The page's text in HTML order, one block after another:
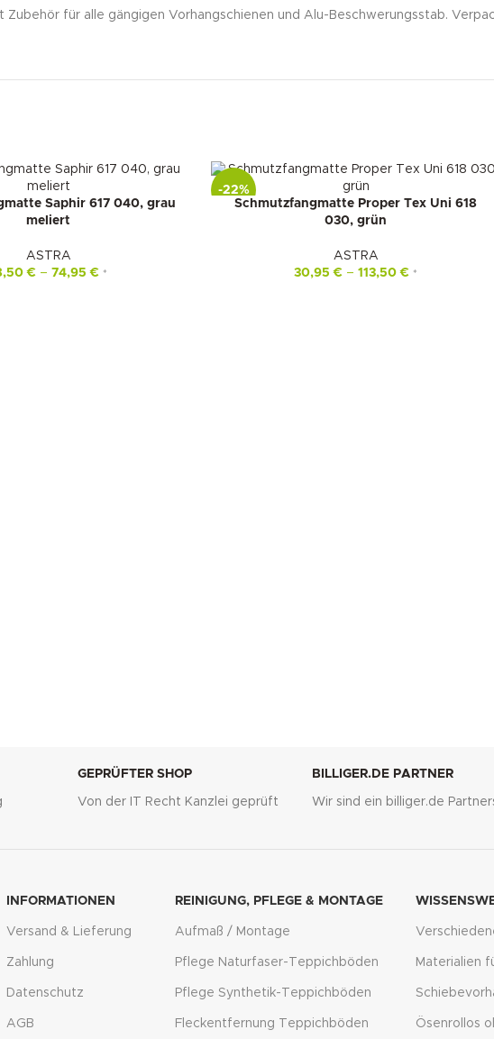
für alle gängigen Vorhangschienen und Alu-Beschwerungsstab.
Saphir 617 040, grau
meliert
ASTRA
€ – 74,95€ *
-22%
Schmutzfangmatte Proper Tex Uni 618
030, grün
ASTRA
30,95€ – 113,50€ *
GEPRÜFTER SHOP
Von der IT Recht Kanzlei geprüft
BILLIGER.DE PARTNER
Wir sind ein billiger.de
INFORMATIONEN
Versand & Lieferung
Zahlung
Datenschutz
AGB
REINIGUNG, PFLEGE & MONTAGE
Aufmaß / Montage
Pflege Naturfaser-Teppichböden
Pflege Synthetik-Teppichböden
Fleckentfernung Teppichböden
Materialien
Ösenrollos